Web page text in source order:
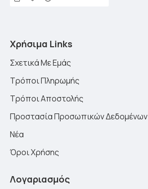
Χρήσιμα Links
Σχετικά Με Εμάς
Τρόποι Πληρωμής
Τρόποι Αποστολής
Προστασία Προσωπικών Δεδομένων
Νέα
Όροι Χρήσης
Λογαριασμός